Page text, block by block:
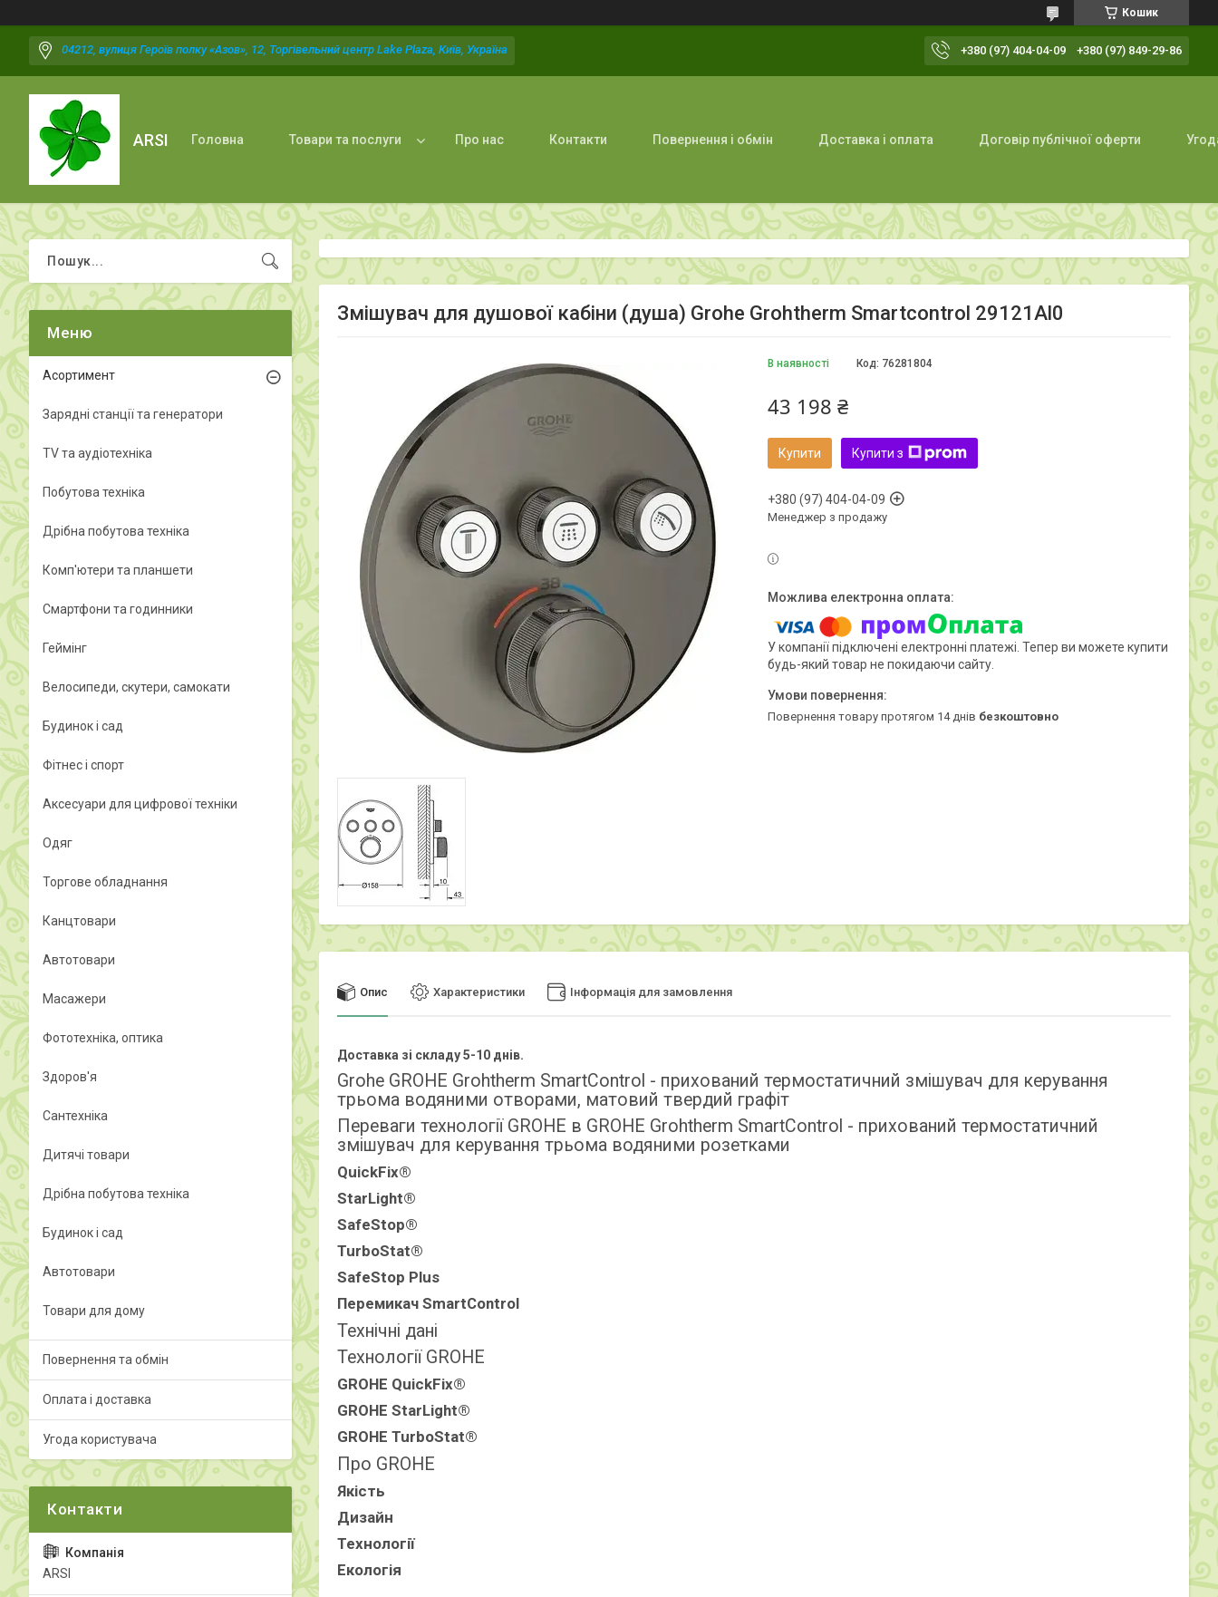
Кошик
04212, вулиця Героїв полку «Азов», 12, Торгівельний центр Lake Plaza, Київ, Україна +380 (97) 404-04-09 +380 (97) 849-29-86
ARSI Головна Товари та послуги Про нас Контакти Повернення і обмін Доставка і оплата Договір публічної оферти
Змішувач для душової кабіни (душа) Grohe Grohtherm Smartcontrol 29121Al0
В наявності Код: 76281804
43 198 ₴
Купити Купити з
+380 (97) 404-04-09
Менеджер з продажу
У компанії підключені електронні платежі. Тепер ви можете купити
будь-який товар не покидаючи сайту.
повернення товару протягом 14 днів безкоштовно
Опис Характеристики Інформація для замовлення
Доставка зі складу 5-10 днів.
Grohe GROHE Grohtherm SmartControl - прихований термостатичний змішувач для керування
трьома водяними отворами, матовий твердий графіт
Переваги технології GROHE в GROHE Grohtherm SmartControl - прихований термостатичний
змішувач для керування трьома водяними розетками
QuickFix®
StarLight®
SafeStop®
TurboStat®
SafeStop Plus
Перемикач SmartControl
Технічні дані
Технології GROHE
GROHE QuickFix®
GROHE StarLight®
GROHE TurboStat®
Про GROHE
Якість
Дизайн
Технології
Екологія
Асортимент
Зарядні станції та генератори
TV та аудіотехніка
Побутова техніка
Дрібна побутова техніка
Комп'ютери та планшети
Смартфони та годинники
Геймінг
Велосипеди, скутери, самокати
Будинок і сад
Фітнес і спорт
Аксесуари для цифрової техніки
Одяг
Торгове обладнання
Канцтовари
Автотовари
Масажери
Фототехніка, оптика
Здоров'я
Сантехніка
Дитячі товари
Дрібна побутова техніка
Будинок і сад
Автотовари
Товари для дому
Повернення та обмін
Оплата і доставка
Угода користувача
ARSI